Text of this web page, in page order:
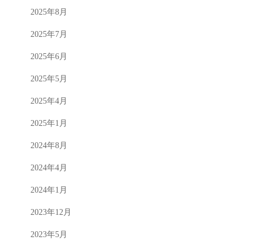
2025年8月
2025年7月
2025年6月
2025年5月
2025年4月
2025年1月
2024年8月
2024年4月
2024年1月
2023年12月
2023年5月